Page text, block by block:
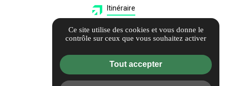
Itinéraire
Également
Informations complémentaires
Ce site utilise des cookies et vous donne le
contrôle sur ceux que vous souhaitez activer
Tout accepter